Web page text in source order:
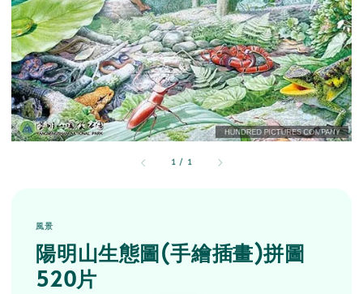
1 / 1
風景
陽明山生態圖(手繪插畫)拼圖
520片